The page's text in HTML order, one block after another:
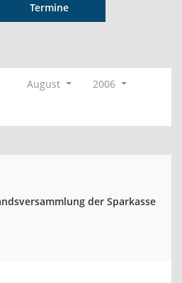
Termine
August
2006
der Sparkasse